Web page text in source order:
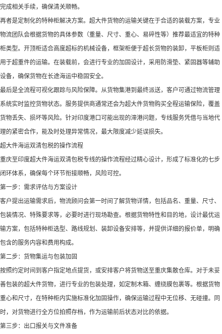
完成相关手续，确保清关顺畅。​
再者是定制化的特种柜解决方案。超大件货物的运输关键在于合适的装载方案，专业
物流团队会根据货物的具体参数（重量、尺寸、重心、易碎性等）推荐最适宜的特种
柜类型。开顶柜适合高度超标的机械设备，框架柜便于超长货物的装卸，平板柜则适
用于超重件的运输。在装载前，会进行专业的加固设计，采用防滑垫、紧固器等辅助
设备，确保货物在长途海运中稳固安全。​
最后是全流程可视化跟踪与风险保障。从货物集港到最终派送，客户可通过物流管理
系统实时监控货物状态。服务提供商通常还会为超大件货物购买全程运输保险，覆盖
货物丢失、损坏等风险。针对印度港口可能出现的滞港问题，专线服务凭借与当地代
理的紧密合作，能及时处理异常情况，最大限度减少延误损失。​
超大件海运双清包税的操作流程​
重庆至印度超大件海运双清包税专线的操作流程经过精心设计，形成了标准化的七步
闭环体系，确保每个环节衔接顺畅，风险可控。​
第一步：需求评估与方案设计​
客户提出运输需求后，物流顾问会第一时间了解货物详情，包括品名、重量、尺寸、
包装情况、特殊要求等，必要时进行现场勘查。根据货物特性和目的地，设计最优运
输方案，包括特种柜选型、路线规划、装卸设备安排等，并提供详细的报价单，明确
包含的服务内容和费用构成。​
第二步：货物集运与包装加固​
按照约定时间到客户指定地点提货，或安排客户将货物送至重庆集散仓库。对于未妥
善包装的超大件货物，进行专业的包装处理，如定制木箱、缠绕膜包裹等。根据货物
重心和尺寸，在特种柜内实施标准化加固操作，确保运输过程中无位移、无碰撞。同
时，对货物进行全方位拍照存档，作为运输前后状态对比的依据。​
第三步：出口报关与文件准备​